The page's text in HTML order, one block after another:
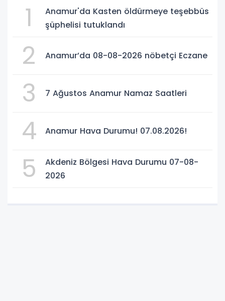
1
Anamur'da Kasten öldürmeye teşebbüs
şüphelisi tutuklandı
2 Anamur’da 08-08-2026 nöbetçi Eczane
3 7 Ağustos Anamur Namaz Saatleri
4 Anamur Hava Durumu! 07.08.2026!
5
Akdeniz Bölgesi Hava Durumu 07-08-
2026